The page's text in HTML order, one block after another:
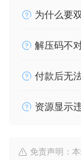
为什么要
解压码不
付款后无
资源显示
免责声明：